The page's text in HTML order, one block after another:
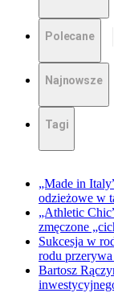
Polecane
Najnowsze
Tagi
„Made in
odzieżowe w
„Athletic
zmęczone
Sukcesja w
rodu
Bartosz